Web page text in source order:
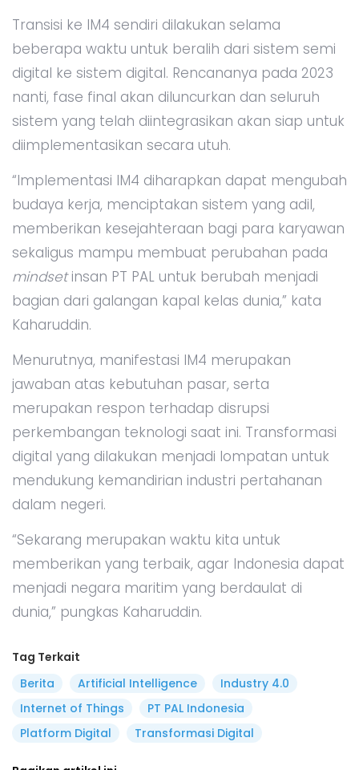
Transisi ke IM4 sendiri dilakukan selama
beberapa waktu untuk beralih dari sistem semi
digital ke sistem digital. Rencananya pada 2023
nanti, fase final akan diluncurkan dan seluruh
sistem yang telah diintegrasikan akan siap untuk
diimplementasikan secara utuh.
“Implementasi IM4 diharapkan dapat mengubah
budaya kerja, menciptakan sistem yang adil,
memberikan kesejahteraan bagi para karyawan
sekaligus mampu membuat perubahan pada
mindsetinsan PT PAL untuk berubah menjadi
bagian dari galangan kapal kelas dunia,” kata
Kaharuddin.
Menurutnya, manifestasi IM4 merupakan
jawaban atas kebutuhan pasar, serta
merupakan respon terhadap disrupsi
perkembangan teknologi saat ini. Transformasi
digital yang dilakukan menjadi lompatan untuk
mendukung kemandirian industri pertahanan
dalam negeri.
“Sekarang merupakan waktu kita untuk
memberikan yang terbaik, agar Indonesia dapat
menjadi negara maritim yang berdaulat di
dunia,” pungkas Kaharuddin.
Tag Terkait
Berita
Artificial Intelligence
Industry 4.0
Internet of Things
PT PAL Indonesia
Platform Digital
Transformasi Digital